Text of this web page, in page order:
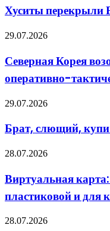
Баб-
эль-
пролив
Хуситы перекрыли
Северная
возобновляет
поставку
в
оперативно-
тактических
29.07.2026
Северная Корея
оперативно-
Брат,
купи
помидор
29.07.2026
Брат, слющий,
Виртуальная
когда
она
удобнее
и
28.07.2026
Виртуальная
пластиковой и для
Актуальные
28.07.2026